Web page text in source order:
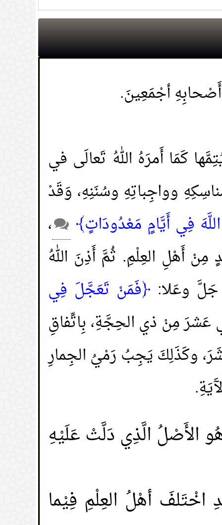
أجْمَعِينَ.
كَمَا أَمرَهُ اللهُ تَعالَى في
وواجِباتِهِ وسُنَنِهِ، وَقَدْ
فِي أَيَّامٍ مَعْدُودَاتٍ﴾
،
أَهْلِ العِلْمِ. ثُمَّ أَذِنَ اللهُ
جَلَّ وعَلا: ﴿فَمَنْ تَعَجَّلَ فِي
عَشرَ مِنْ ذي الحِجَّةِ، بِاتِّفاقِ
وكَذَلِكَ يَجِبُ رَمْيُ الجِمارِ
الأَصْلُ الَّذِي دَلَّتْ عَلَيْهِ
أهْلُ العِلْمِ فِيْما